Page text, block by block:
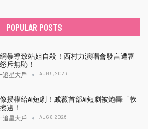
POPULAR POSTS
暴導致站姐自殺！西村力演唱會發言遭審
斥無恥！
追星大戶 AUG 9, 2026
授權給Ai短劇！戚薇首部Ai短劇被炮轟「軟
邊！
追星大戶 AUG 8, 2026